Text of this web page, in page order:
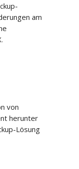
am
von
herunter
Lösung